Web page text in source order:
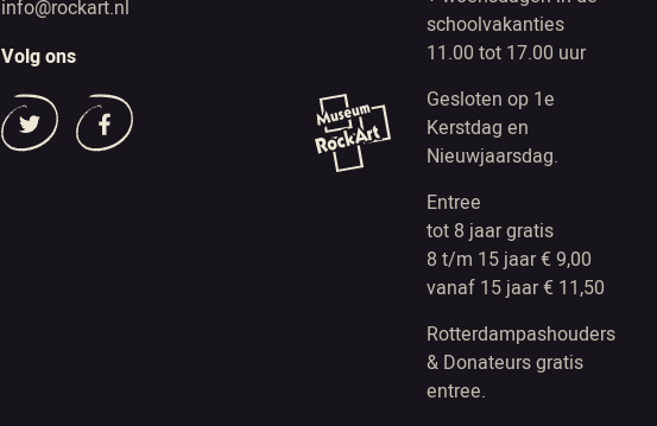
info@rockart.nl
Volg ons
schoolvakanties
11.00 tot 17.00 uur
Gesloten op 1e
Kerstdag en
Nieuwjaarsdag.
Entree
tot 8 jaar gratis
8 t/m 15 jaar € 9,00
vanaf 15 jaar € 11,50
Rotterdampashouders
& Donateurs gratis
entree.